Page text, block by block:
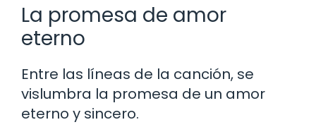
La promesa de amor
eterno
Entre las líneas de la canción, se
vislumbra la promesa de un amor
eterno y sincero.